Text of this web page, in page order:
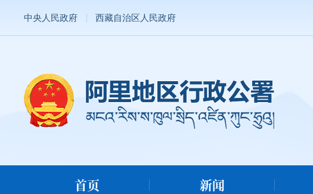
中央人民政府 西藏自治区人民政府
首页 新闻